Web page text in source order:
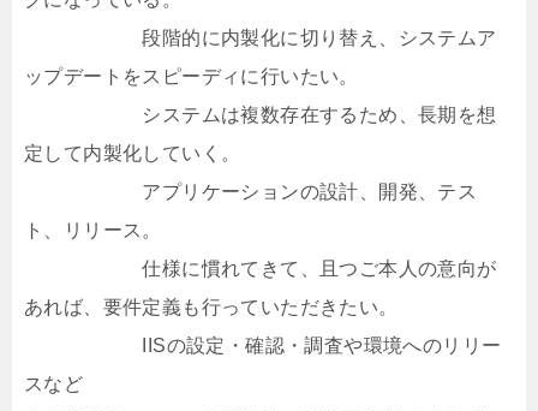
段階的に内製化に切り替え、システムア
ップデートをスピーディに行いたい。
システムは複数存在するため、長期を想
定して内製化していく。
アプリケーションの設計、開発、テス
ト、リリース。
仕様に慣れてきて、且つご本人の意向が
あれば、要件定義も行っていただきたい。
IISの設定・確認・調査や環境へのリリー
スなど